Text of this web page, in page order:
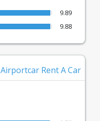
9.89
9.88
Airportcar Rent A Car